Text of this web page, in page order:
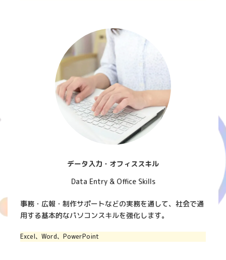
データ入力・オフィススキル
Data Entry & Office Skills
事務・広報・制作サポートなどの実務を通して、社会で通
用する基本的なパソコンスキルを強化します。
Excel、Word、PowerPoint